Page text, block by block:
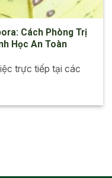
Cách Phòng Trị
Học An Toàn
trực tiếp tại các